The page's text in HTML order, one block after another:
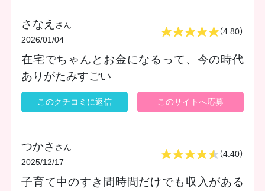
さなえ さん
2026/01/04
（4.80）
在宅でちゃんとお金になるって、今の時代
ありがたみすごい
このクチコミに返信 このサイトへ応募
つかさ さん
2025/12/17
（4.40）
子育て中のすき間時間だけでも収入がある